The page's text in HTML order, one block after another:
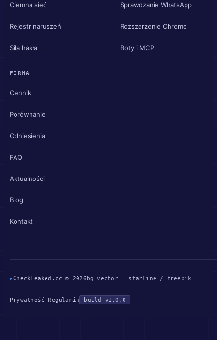
Ciemna sieć
Rejestr naruszeń
Siła hasła
Sprawdzanie WhatsApp
Rozszerzenie Chrome
Boty i MCP
FIRMA
Cennik
Porównanie
Odniesienia
FAQ
Aktualności
Blog
Kontakt
▸CheckLeaked.cc © 2026 bg vector — starline / freepik
Prywatność ·Regulamin build v1.0.0